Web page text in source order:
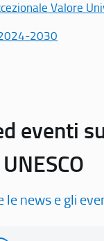
Valore
2030
eventi
UNESCO
le news e gli